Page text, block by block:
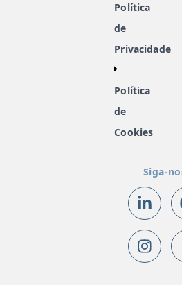
Política
de
Privacidade
Política
de
Cookies
Siga-